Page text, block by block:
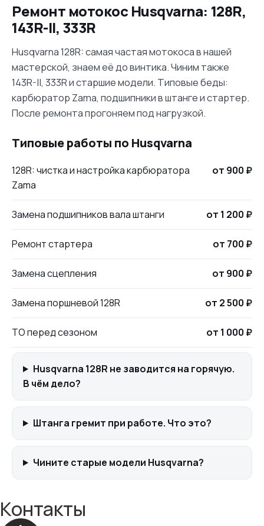
Ремонт мотокос Husqvarna: 128R,
143R-II, 333R
Husqvarna 128R: самая частая мотокоса в нашей
мастерской, знаем её до винтика. Чиним также
143R-II, 333R и старшие модели. Типовые беды:
карбюратор Zama, подшипники в штанге и стартер.
После ремонта прогоняем под нагрузкой.
Типовые работы по Husqvarna
128R: чистка и настройка карбюратора
Zama
от 900 ₽
Замена подшипников вала штанги от 1 200 ₽
Ремонт стартера от 700 ₽
Замена сцепления от 900 ₽
Замена поршневой 128R от 2 500 ₽
ТО перед сезоном от 1 000 ₽
Husqvarna 128R не заводится на горячую.
В чём дело?
Штанга гремит при работе. Что это?
Чините старые модели Husqvarna?
Контакты